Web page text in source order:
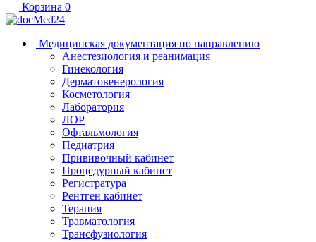
Корзина 0
Медицинская документация по направлению
Анестезиология и реанимация
Гинекология
Дерматовенерология
Косметология
Лаборатория
ЛОР
Офтальмология
Педиатрия
Прививочный кабинет
Процедурный кабинет
Регистратура
Рентген кабинет
Терапия
Травматология
Трансфузиология